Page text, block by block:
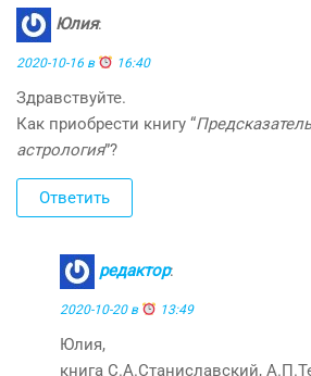
Юлия:
2020-10-16 в 16:40
Здравствуйте.
Как приобрести книгу “
астрология”?
Ответить
редактор:
2020-10-20 в 13:49
Юлия,
книга С.А.Станиславский,